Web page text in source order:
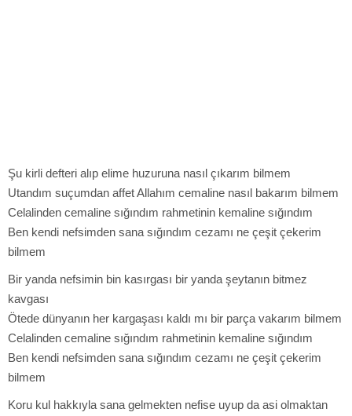
Şu kirli defteri alıp elime huzuruna nasıl çıkarım bilmem
Utandım suçumdan affet Allahım cemaline nasıl bakarım bilmem
Celalinden cemaline sığındım rahmetinin kemaline sığındım
Ben kendi nefsimden sana sığındım cezamı ne çeşit çekerim
bilmem
Bir yanda nefsimin bin kasırgası bir yanda şeytanın bitmez
kavgası
Ötede dünyanın her kargaşası kaldı mı bir parça vakarım bilmem
Celalinden cemaline sığındım rahmetinin kemaline sığındım
Ben kendi nefsimden sana sığındım cezamı ne çeşit çekerim
bilmem
Koru kul hakkıyla sana gelmekten nefise uyup da asi olmaktan